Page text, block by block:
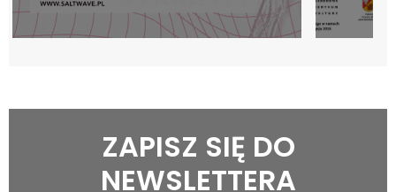
ZAPISZ SIĘ DO
NEWSLETTERA